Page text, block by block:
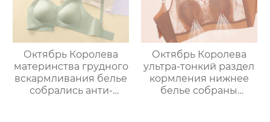
Кажется Меньше
Октябрь Королева
материнства грудного
вскармливания белье
собрались анти-
Октябрь Королева
ультра-тонкий раздел
кормления нижнее
белье собраны